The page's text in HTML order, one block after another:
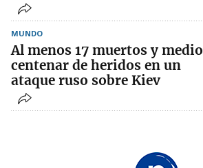
MUNDO
Al menos 17 muertos y medio
centenar de heridos en un
ataque ruso sobre Kiev